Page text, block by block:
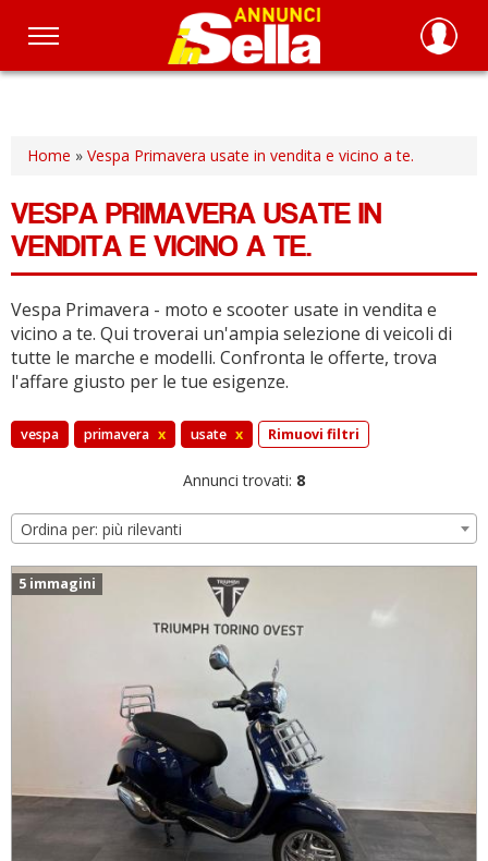
Salta
principale
Home » Vespa Primavera usate in vendita e vicino a te.
VESPA PRIMAVERA USATE IN
VENDITA E VICINO A TE.
Vespa Primavera - moto e scooter usate in vendita e
vicino a te. Qui troverai un'ampia selezione di veicoli di
tutte le marche e modelli. Confronta le offerte, trova
l'affare giusto per le tue esigenze.
vespa primavera x usate x Rimuovi filtri
Annunci trovati: 8
Ordina per: più rilevanti
5 immagini